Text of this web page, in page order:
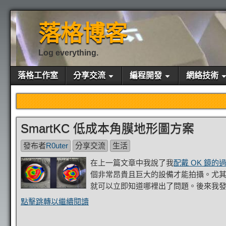
落格博客
Log everything.
落格工作室 分享交流 編程開發 網絡技術
SmartKC 低成本角膜地形圖方案
發布者R0uter 分享交流
生活
在上一篇文章中我說了我配戴 OK 鏡的
個非常昂貴且巨大的設備才能拍攝。尤
就可以立即知道哪裡出了問題。後來我
點擊跳轉以繼續閱讀